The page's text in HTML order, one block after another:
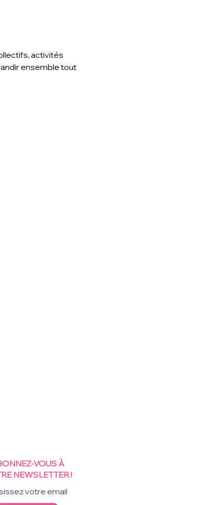
activités
ensemble tout
VOUS À
NEWSLETTER !